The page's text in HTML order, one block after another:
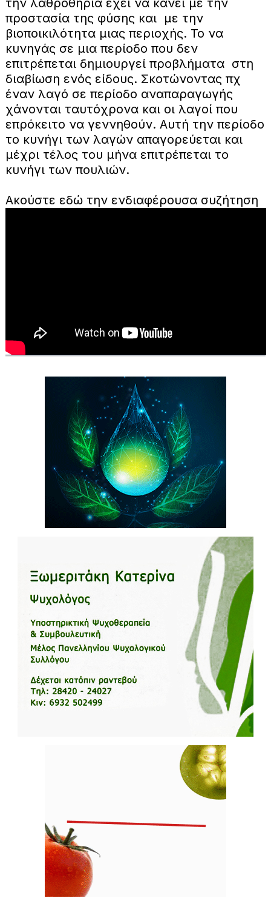
την λαθροθηρία έχει να κάνει με την
προστασία της φύσης και με την
βιοποικιλότητα μιας περιοχής. Το να
κυνηγάς σε μια περίοδο που δεν
επιτρέπεται δημιουργεί προβλήματα στη
διαβίωση ενός είδους. Σκοτώνοντας πχ
έναν λαγό σε περίοδο αναπαραγωγής
χάνονται ταυτόχρονα και οι λαγοί που
επρόκειτο να γεννηθούν. Αυτή την περίοδο
το κυνήγι των λαγών απαγορεύεται και
μέχρι τέλος του μήνα επιτρέπεται το
κυνήγι των πουλιών.
Ακούστε εδώ την ενδιαφέρουσα συζήτηση